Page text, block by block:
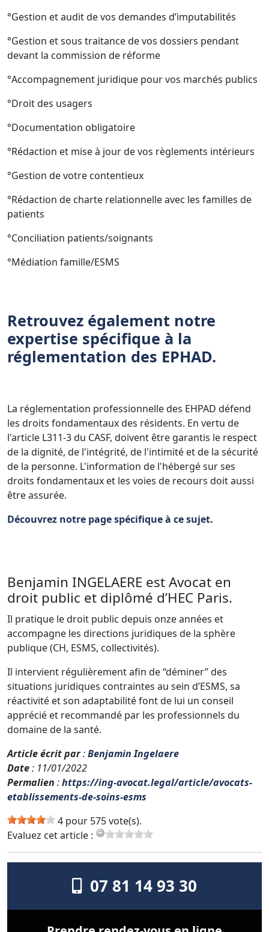
°Gestion et audit de vos demandes d’imputabilités
°Gestion et sous traitance de vos dossiers pendant
devant la commission de réforme
°Accompagnement juridique pour vos marchés publics
°Droit des usagers
°Documentation obligatoire
°Rédaction et mise à jour de vos règlements intérieurs
°Gestion de votre contentieux
°Rédaction de charte relationnelle avec les familles de
patients
°Conciliation patients/soignants
°Médiation famille/ESMS
Retrouvez également notre
expertise spécifique à la
réglementation des EPHAD.
La réglementation professionnelle des EHPAD défend
les droits fondamentaux des résidents. En vertu de
l'article L311-3 du CASF, doivent être garantis le respect
de la dignité, de l'intégrité, de l'intimité et de la sécurité
de la personne. L'information de l'hébergé sur ses
droits fondamentaux et les voies de recours doit aussi
être assurée.
Découvrez notre page spécifique à ce sujet.
Benjamin INGELAERE est Avocat en
droit public et diplômé d’HEC Paris.
Il pratique le droit public depuis onze années et
accompagne les directions juridiques de la sphère
publique (CH, ESMS, collectivités).
Il intervient régulièrement afin de “déminer” des
situations juridiques contraintes au sein d’ESMS, sa
réactivité et son adaptabilité font de lui un conseil
apprécié et recommandé par les professionnels du
domaine de la santé.
Article écrit par:Benjamin Ingelaere
Date: 11/01/2022
Permalien :https://ing-avocat.legal/article/avocats-
etablissements-de-soins-esms
4 pour 575 vote(s).
Evaluez cet article :
07 81 14 93 30